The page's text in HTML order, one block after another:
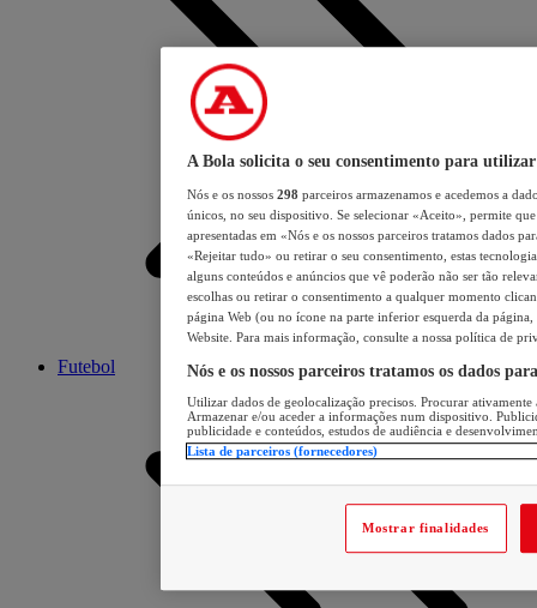
Futebol
A Bola solicita o seu consentimento para utilizar
Nós e os nossos 298 parceiros armazenamos e acedemos a
únicos, no seu dispositivo. Se selecionar «Aceito», permite
apresentadas em «Nós e os nossos parceiros tratamos dados
«Rejeitar tudo» ou retirar o seu consentimento, estas
alguns conteúdos e anúncios que vê poderão não ser tão
escolhas ou retirar o consentimento a qualquer momento
página Web (ou no ícone na parte inferior esquerda da página,
Website. Para mais informação, consulte a nossa política de
Nós e os nossos parceiros tratamos os dados
Utilizar dados de geolocalização precisos. Procurar
Armazenar e/ou aceder a informações num dispositivo.
publicidade e conteúdos, estudos de audiência e
Lista de parceiros (fornecedores)
Mostrar finalidades